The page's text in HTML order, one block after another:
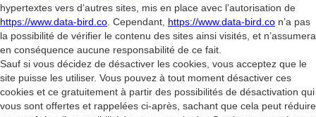
hypertextes vers d’autres sites, mis en place avec l’autorisation de
https://www.data-bird.co . Cependant, https://www.data-bird.co n’a pas
la possibilité de vérifier le contenu des sites ainsi visités, et n’assumera
en conséquence aucune responsabilité de ce fait.
Sauf si vous décidez de désactiver les cookies, vous acceptez que le
site puisse les utiliser. Vous pouvez à tout moment désactiver ces
cookies et ce gratuitement à partir des possibilités de désactivation qui
vous sont offertes et rappelées ci-après, sachant que cela peut réduire